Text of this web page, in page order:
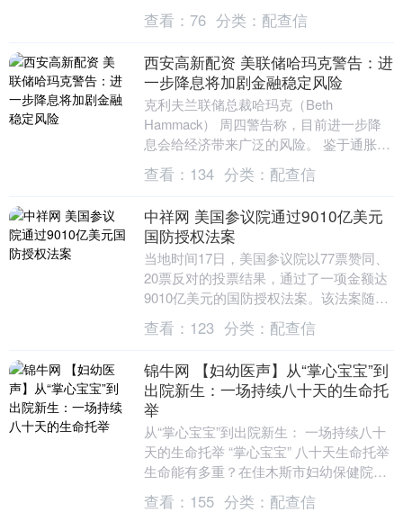
查看： 76 分类： 配查信
西安高新配资 美联储哈玛克警告：进
一步降息将加剧金融稳定风险
克利夫兰联储总裁哈玛克（Beth
Hammack） 周四警告称，目前进一步降
息会给经济带来广泛的风险。 鉴于通胀持
续高于美联储2%的目标，“降息以支持劳
动力市场....
查看： 134 分类： 配查信
中祥网 美国参议院通过9010亿美元
国防授权法案
当地时间17日，美国参议院以77票赞同、
20票反对的投票结果，通过了一项金额达
9010亿美元的国防授权法案。该法案随后
将被送交白宫，等待美国总统签署。 法案
内容....
查看： 123 分类： 配查信
锦牛网 【妇幼医声】从“掌心宝宝”到
出院新生：一场持续八十天的生命托
举
从“掌心宝宝”到出院新生： 一场持续八十
天的生命托举 “掌心宝宝” 八十天生命托举
生命能有多重？在佳木斯市妇幼保健院新
生儿重症监护室，一个胎龄仅27周的未成
熟....
查看： 155 分类： 配查信